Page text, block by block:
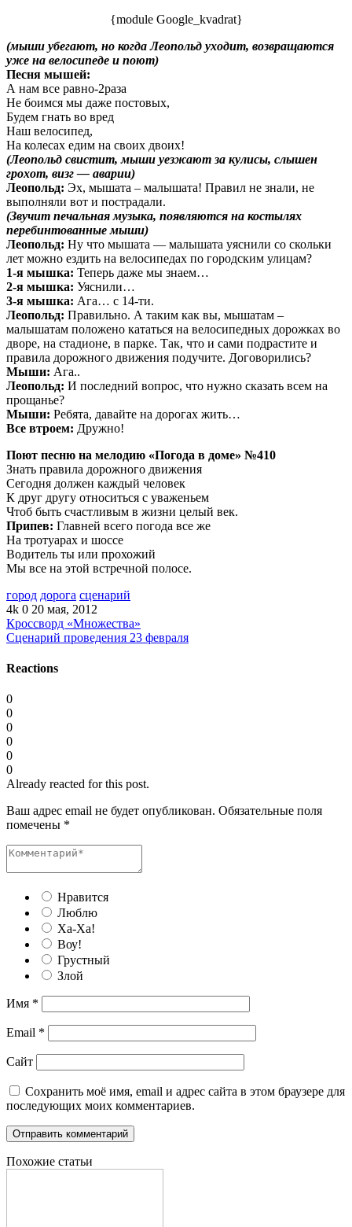
{module Google_kvadrat}
(мыши убегают, но когда Леопольд уходит, возвращаются
уже на велосипеде и поют)
Песня мышей:
А нам все равно-2раза
Не боимся мы даже постовых,
Будем гнать во вред
Наш велосипед,
На колесах едим на своих двоих!
(Леопольд свистит, мыши уезжают за кулисы, слышен
грохот, визг — аварии)
Леопольд: Эх, мышата – малышата! Правил не знали, не
выполняли вот и пострадали.
(Звучит печальная музыка, появляются на костылях
перебинтованные мыши)
Леопольд: Ну что мышата — малышата уяснили со скольки
лет можно ездить на велосипедах по городским улицам?
1-я мышка: Теперь даже мы знаем…
2-я мышка: Уяснили…
3-я мышка: Ага… с 14-ти.
Леопольд: Правильно. А таким как вы, мышатам –
малышатам положено кататься на велосипедных дорожках во
дворе, на стадионе, в парке. Так, что и сами подрастите и
правила дорожного движения подучите. Договорились?
Мыши: Ага..
Леопольд: И последний вопрос, что нужно сказать всем на
прощанье?
Мыши: Ребята, давайте на дорогах жить…
Все втроем: Дружно!
Поют песню на мелодию «Погода в доме» №410
Знать правила дорожного движения
Сегодня должен каждый человек
К друг другу относиться с уваженьем
Чтоб быть счастливым в жизни целый век.
Припев: Главней всего погода все же
На тротуарах и шоссе
Водитель ты или прохожий
Мы все на этой встречной полосе.
город дорога сценарий
4k 0 20 мая, 2012
Кроссворд «Множества»
Сценарий проведения 23 февраля
Reactions
0
0
0
0
0
0
Already reacted for this post.
Ваш адрес email не будет опубликован. Обязательные поля
помечены *
Нравится
Люблю
Ха-Ха!
Воу!
Грустный
Злой
Имя *
Email *
Сайт
Сохранить моё имя, email и адрес сайта в этом браузере для
последующих моих комментариев.
Похожие статьи